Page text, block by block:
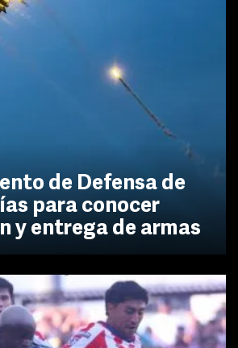
de Defensa de
para conocer
y entrega de armas